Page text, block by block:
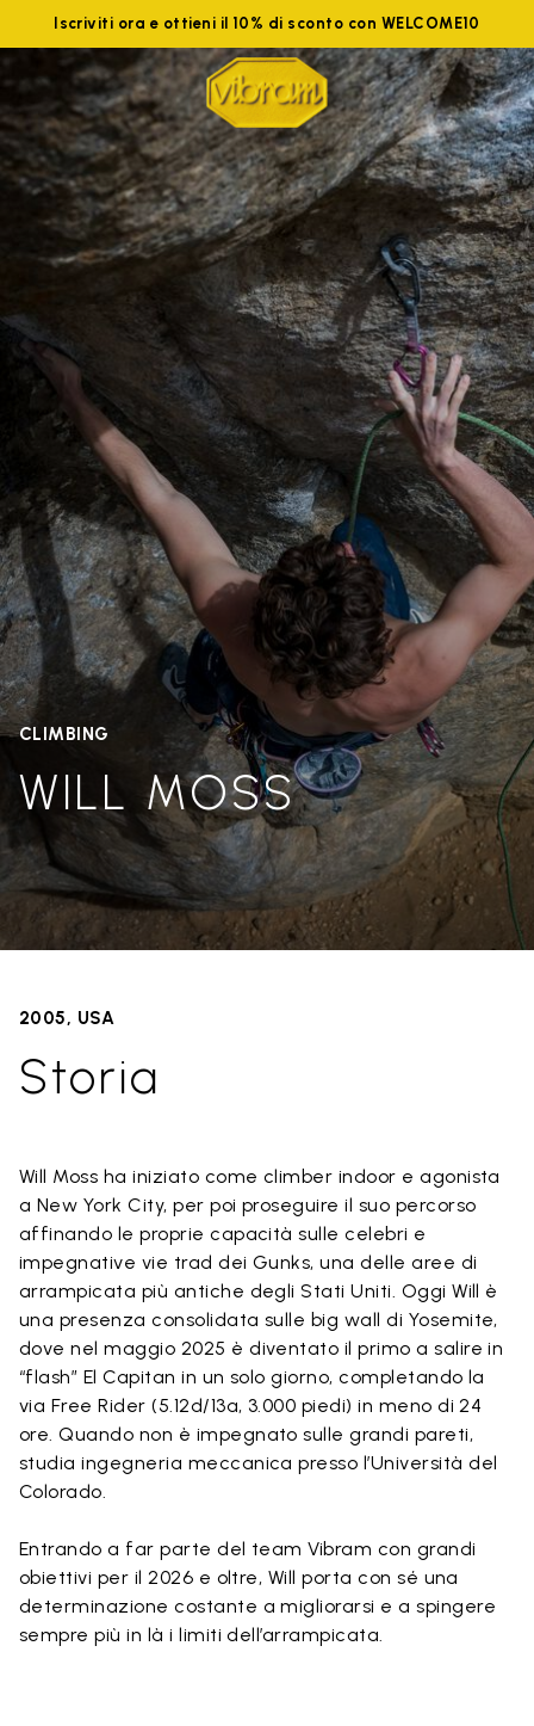
Iscriviti ora e ottieni il 10% di sconto con WELCOME10
CLIMBING
WILL MOSS
2005, USA
Storia
Will Moss ha iniziato come climber indoor e agonista
a New York City, per poi proseguire il suo percorso
affinando le proprie capacità sulle celebri e
impegnative vie trad dei Gunks, una delle aree di
arrampicata più antiche degli Stati Uniti. Oggi Will è
una presenza consolidata sulle big wall di Yosemite,
dove nel maggio 2025 è diventato il primo a salire in
“flash” El Capitan in un solo giorno, completando la
via Free Rider (5.12d/13a, 3.000 piedi) in meno di 24
ore. Quando non è impegnato sulle grandi pareti,
studia ingegneria meccanica presso l’Università del
Colorado.
Entrando a far parte del team Vibram con grandi
obiettivi per il 2026 e oltre, Will porta con sé una
determinazione costante a migliorarsi e a spingere
sempre più in là i limiti dell’arrampicata.